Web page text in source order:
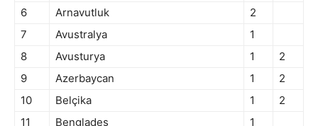
6
Arnavutluk
2
7
Avustralya
1
8
Avusturya 1
2
9
Azerbaycan 1
2
10
Belçika 1
2
11
Bengladeş
1